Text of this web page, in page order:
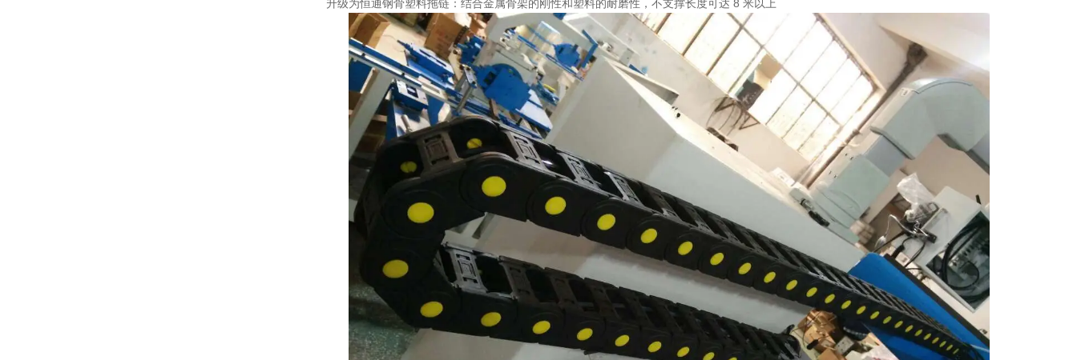
升级为恒通钢骨塑料拖链 ：结合金属骨架的刚性和塑料的耐磨性，不支撑长度可达 8 米以上